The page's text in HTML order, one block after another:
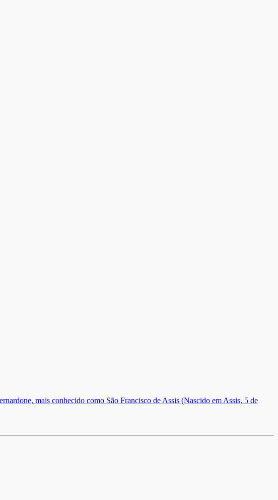
mais conhecido como São Francisco de Assis (Nascido em Assis, 5 de